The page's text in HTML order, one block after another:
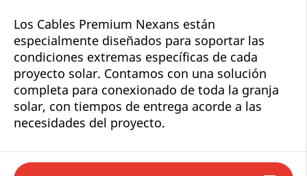
Los Cables Premium Nexans están
especialmente diseñados para soportar las
condiciones extremas específicas de cada
proyecto solar. Contamos con una solución
completa para conexionado de toda la granja
solar, con tiempos de entrega acorde a las
necesidades del proyecto.